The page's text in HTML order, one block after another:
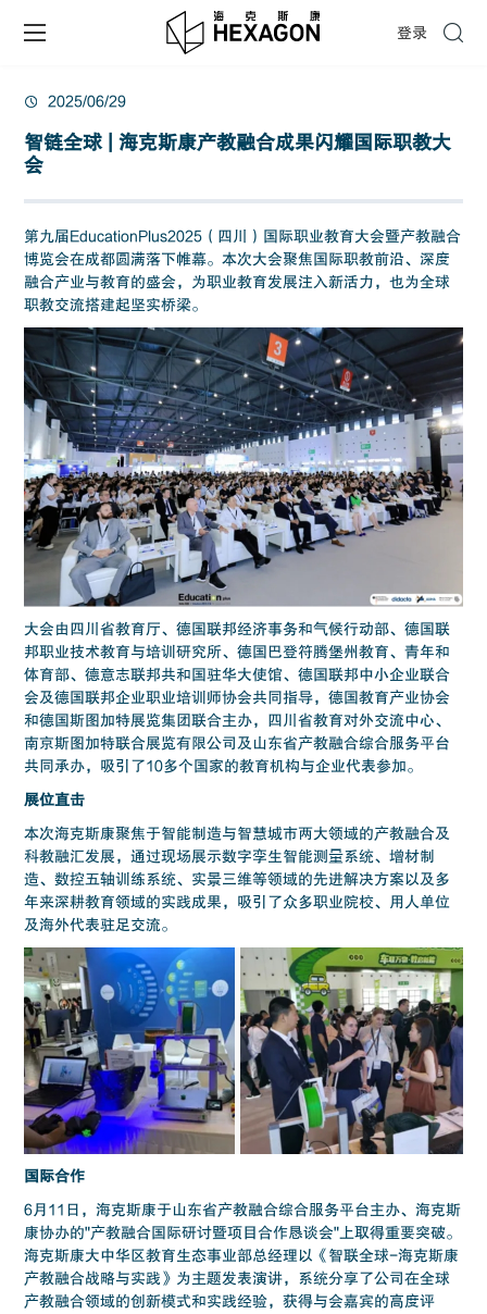
登录
2025/06/29
智链全球 | 海克斯康产教融合成果闪耀国际职教大
会
第九届EducationPlus2025（四川）国际职业教育大会暨产教融合
博览会在成都圆满落下帷幕。本次大会聚焦国际职教前沿、深度
融合产业与教育的盛会，为职业教育发展注入新活力，也为全球
职教交流搭建起坚实桥梁。
大会由四川省教育厅、德国联邦经济事务和气候行动部、德国联
邦职业技术教育与培训研究所、德国巴登符腾堡州教育、青年和
体育部、德意志联邦共和国驻华大使馆、德国联邦中小企业联合
会及德国联邦企业职业培训师协会共同指导，德国教育产业协会
和德国斯图加特展览集团联合主办，四川省教育对外交流中心、
南京斯图加特联合展览有限公司及山东省产教融合综合服务平台
共同承办，吸引了10多个国家的教育机构与企业代表参加。
展位直击
本次海克斯康聚焦于智能制造与智慧城市两大领域的产教融合及
科教融汇发展，通过现场展示数字孪生智能测量系统、增材制
造、数控五轴训练系统、实景三维等领域的先进解决方案以及多
年来深耕教育领域的实践成果，吸引了众多职业院校、用人单位
及海外代表驻足交流。
国际合作
6月11日，海克斯康于山东省产教融合综合服务平台主办、海克斯
康协办的"产教融合国际研讨暨项目合作恳谈会"上取得重要突破。
海克斯康大中华区教育生态事业部总经理以《智联全球-海克斯康
产教融合战略与实践》为主题发表演讲，系统分享了公司在全球
产教融合领域的创新模式和实践经验，获得与会嘉宾的高度评